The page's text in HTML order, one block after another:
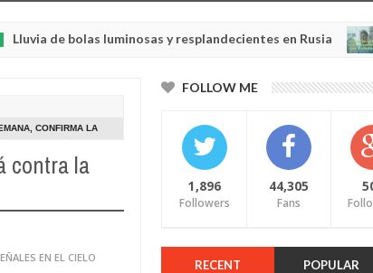
bolas luminosas y resplandecientes en Rusia
20250
CONFIRMA LA
contra la
EN EL CIELO
FOLLOW ME
1,896
Followers
44,305
Fans
RECENT POPULAR